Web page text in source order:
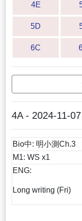
4E
5D
6C
4A - 2024-11-07
Bio中: 明小測Ch.3
M1: WS x1
ENG:
Long writing (Fri)